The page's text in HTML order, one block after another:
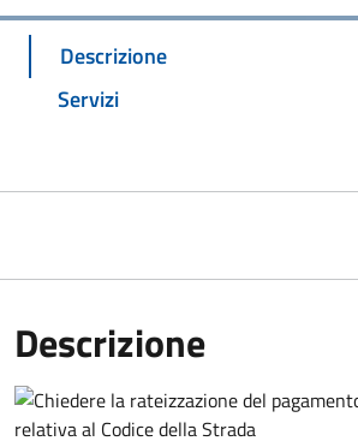
Descrizione
Servizi
Descrizione